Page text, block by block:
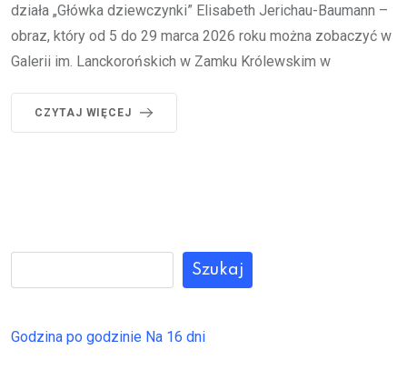
działa „Główka dziewczynki” Elisabeth Jerichau-Baumann –
obraz, który od 5 do 29 marca 2026 roku można zobaczyć w
Galerii im. Lanckorońskich w Zamku Królewskim w
CZYTAJ WIĘCEJ
Szukaj
Godzina po godzinie Na 16 dni